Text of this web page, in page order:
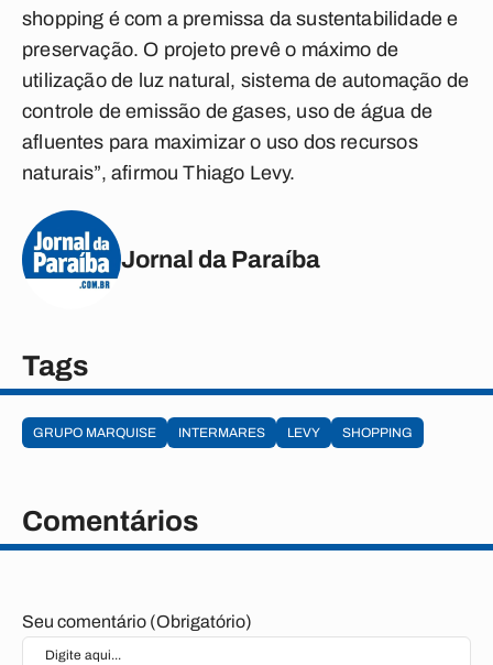
shopping é com a premissa da sustentabilidade e
preservação. O projeto prevê o máximo de
utilização de luz natural, sistema de automação de
controle de emissão de gases, uso de água de
afluentes para maximizar o uso dos recursos
naturais”, afirmou Thiago Levy.
Jornal da Paraíba
Tags
GRUPO MARQUISE INTERMARES LEVY SHOPPING
Comentários
Seu comentário (Obrigatório)